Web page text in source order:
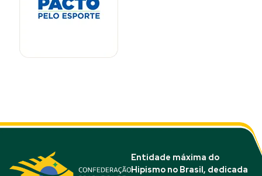
Entidade máxima do
Hipismo no Brasil, dedicada